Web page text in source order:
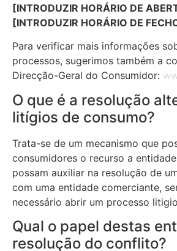
[INTRODUZIR HORÁRIO DE
[INTRODUZIR HORÁRIO DE
Para verificar mais informações
processos, sugerimos também a
Direcção-Geral do Consumidor:
O que é a resolução
litígios de consumo?
Trata-se de um mecanismo que
consumidores o recurso a
possam auxiliar na resolução de
com uma entidade comerciante,
necessário abrir um processo
Qual o papel destas
resolução do conflito?